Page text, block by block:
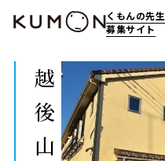
くもんの先生
募集サイト
越
後
山